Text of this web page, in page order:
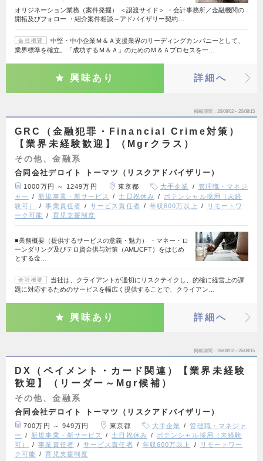
オリジネーション業務（案件発掘） ＜譲渡サイド＞ ・会計事務所／金融機関の
開拓及びフォロー ・紹介案件相談～アドバイザリー契約…
会社概要
中堅・中小企業Ｍ＆Ａ支援業界のリーディングカンパニーとして、
業界標準を確立。「成功するＭ＆Ａ」のためのＭ＆Ａプロセスを一…
興味あり 詳細へ
掲載期間 26/08/02～26/08/15
GRC（金融犯罪・Financial Crime対策）
【業界未経験歓迎】（Mgrクラス）
その他、金融系
合同会社デロイト トーマツ（リスクアドバイザリー）
1000万円 ～ 1249万円 東京都 大手企業
管理職・マネジ
ャー
新規事業・新サービス 土日祝休み
ポテンシャル採用（未経
験可）
事業責任者 サービス責任者 年収600万以上
リモートワ
ーク可能
育児支援制度
■業務概要（提供するサービスの意義・魅力） ・マネー・ロ
ーンダリング及びテロ資金供与対策（AML/CFT）をはじめ
とする金…
会社概要
当社は、クライアントが適切にリスクテイクし、的確に経営上の課
題に対応するためのサービスを幅広く提供することで、クライアン…
興味あり 詳細へ
掲載期間 26/08/02～26/08/15
DX（ペイメント・カード関連）【業界未経験
歓迎】（リーダー～Mgr候補）
その他、金融系
合同会社デロイト トーマツ（リスクアドバイザリー）
700万円 ～ 949万円 東京都 大手企業
管理職・マネジャ
ー
新規事業・新サービス 土日祝休み
ポテンシャル採用（未経験
可）
事業責任者 サービス責任者 年収600万以上
リモートワー
ク可能
育児支援制度